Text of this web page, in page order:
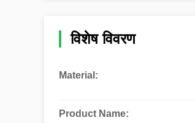
विशेष विवरण
Material:
Product Name: